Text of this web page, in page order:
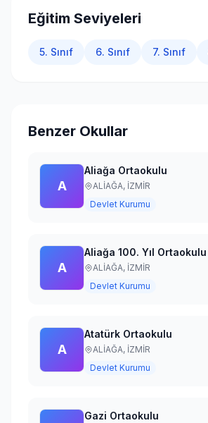
Eğitim Seviyeleri
5. Sınıf 6. Sınıf 7. Sınıf
Benzer Okullar
A
Aliağa Ortaokulu
ALİAĞA, İZMİR
Devlet Kurumu
A
Aliağa 100. Yıl Ortaokulu
ALİAĞA, İZMİR
Devlet Kurumu
A
Atatürk Ortaokulu
ALİAĞA, İZMİR
Devlet Kurumu
Gazi Ortaokulu